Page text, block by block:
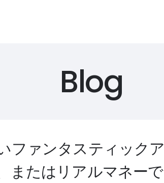
Blog
ファンタスティックア
またはリアルマネーで